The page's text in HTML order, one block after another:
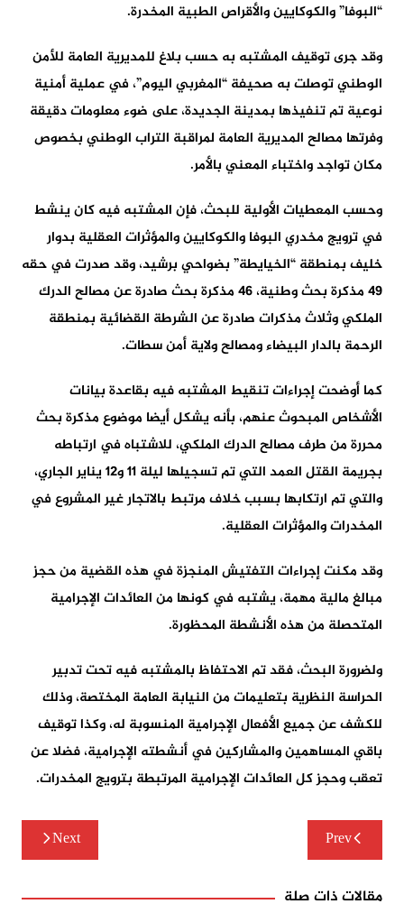
“البوفا” والكوكايين والأقراص الطبية المخدرة.
وقد جرى توقيف المشتبه به حسب بلاغ للمديرية العامة للأمن
الوطني توصلت به صحيفة “المغربي اليوم”، في عملية أمنية
نوعية تم تنفيذها بمدينة الجديدة، على ضوء معلومات دقيقة
وفرتها مصالح المديرية العامة لمراقبة التراب الوطني بخصوص
مكان تواجد واختباء المعني بالأمر.
وحسب المعطيات الأولية للبحث، فإن المشتبه فيه كان ينشط
في ترويج مخدري البوفا والكوكايين والمؤثرات العقلية بدوار
خليف بمنطقة “الخيايطة” بضواحي برشيد، وقد صدرت في حقه
49 مذكرة بحث وطنية، 46 مذكرة بحث صادرة عن مصالح الدرك
الملكي وثلاث مذكرات صادرة عن الشرطة القضائية بمنطقة
الرحمة بالدار البيضاء ومصالح ولاية أمن سطات.
كما أوضحت إجراءات تنقيط المشتبه فيه بقاعدة بيانات
الأشخاص المبحوث عنهم، بأنه يشكل أيضا موضوع مذكرة بحث
محررة من طرف مصالح الدرك الملكي، للاشتباه في ارتباطه
بجريمة القتل العمد التي تم تسجيلها ليلة 11 و12 يناير الجاري،
والتي تم ارتكابها بسبب خلاف مرتبط بالاتجار غير المشروع في
المخدرات والمؤثرات العقلية.
وقد مكنت إجراءات التفتيش المنجزة في هذه القضية من حجز
مبالغ مالية مهمة، يشتبه في كونها من العائدات الإجرامية
المتحصلة من هذه الأنشطة المحظورة.
ولضرورة البحث، فقد تم الاحتفاظ بالمشتبه فيه تحت تدبير
الحراسة النظرية بتعليمات من النيابة العامة المختصة، وذلك
للكشف عن جميع الأفعال الإجرامية المنسوبة له، وكذا توقيف
باقي المساهمين والمشاركين في أنشطته الإجرامية، فضلا عن
تعقب وحجز كل العائدات الإجرامية المرتبطة بترويج المخدرات.
تصفّح
المقالاتPrev
Next
مقالات ذات صلة